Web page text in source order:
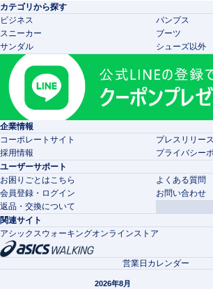
カテゴリから探す
ビジネス
パンプス
スニーカー
ブーツ
サンダル
シューズ以外
企業情報
コーポレートサイト
プレスリリース
採用情報
プライバシー
ユーザーサポート
お困りごとはこちら
よくある質問
会員登録・ログイン
お問い合わせ
返品・交換について
関連サイト
アシックスウォーキングオンラインストア
営業日カレンダー
2026年8月